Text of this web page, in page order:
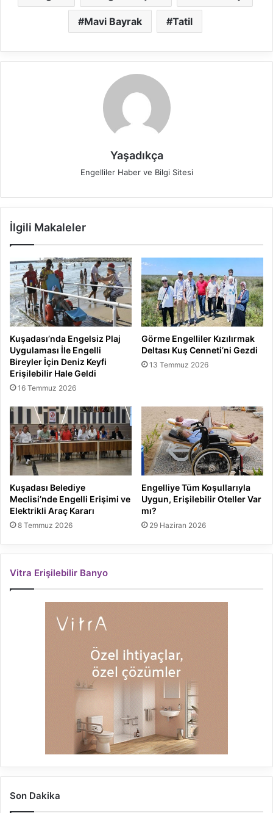
Mavi Bayrak Tatil
Yaşadıkça
Engelliler Haber ve Bilgi Sitesi
İlgili Makaleler
Kuşadası’nda Engelsiz Plaj
Uygulaması İle Engelli
Bireyler İçin Deniz Keyfi
Erişilebilir Hale Geldi
16 Temmuz 2026
Görme Engelliler Kızılırmak
Deltası Kuş Cenneti’ni Gezdi
13 Temmuz 2026
Kuşadası Belediye
Meclisi’nde Engelli Erişimi ve
Elektrikli Araç Kararı
8 Temmuz 2026
Engelliye Tüm Koşullarıyla
Uygun, Erişilebilir Oteller Var
mı?
29 Haziran 2026
Vitra Erişilebilir Banyo
Son Dakika